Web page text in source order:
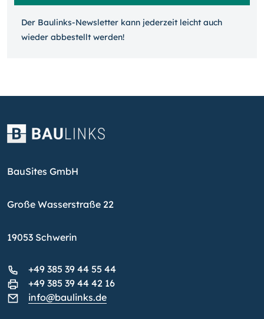
Der Baulinks-Newsletter kann jeder­zeit leicht auch
wieder ab­bestellt werden!
BauSites GmbH
Große Wasserstraße 22
19053 Schwerin
+49 385 39 44 55 44
+49 385 39 44 42 16
info@baulinks.de